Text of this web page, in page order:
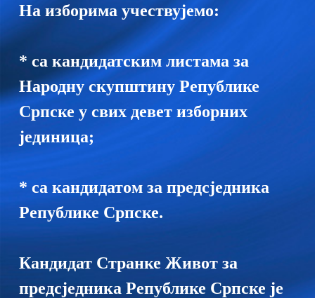
На изборима учествујемо:
* са кандидатским листама за
Народну скупштину Републике
Српске у свих девет изборних
јединица;
* са кандидатом за предсједника
Републике Српске.
Кандидат Странке Живот за
предсједника Републике Српске је